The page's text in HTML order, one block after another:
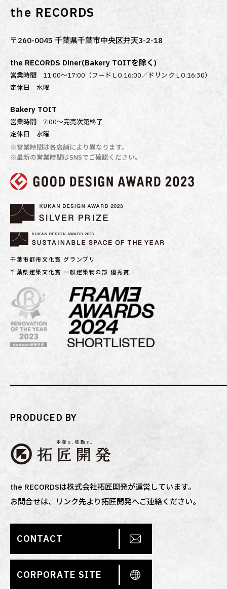
the RECORDS
〒260-0045 千葉県千葉市中央区弁天3-2-18
the RECORDS Diner(Bakery TOITを除く)
営業時間 11:00～17:00（フード L.O.16:00／ドリンク L.O.16:30）
定休日水曜
Bakery TOIT
営業時間7:00〜完売次第終了
定休日水曜
※営業時間は各店舗により異なります。
※最新の営業時間はSNSでご確認ください。
千葉市都市文化賞 グランプリ
千葉県建築文化賞 一般建築物の部 優秀賞
PRODUCED BY
the RECORDSは株式会社拓匠開発が運営しています。
お問合せは、リンク先より拓匠開発へご連絡ください。
CONTACT
CORPORATE SITE